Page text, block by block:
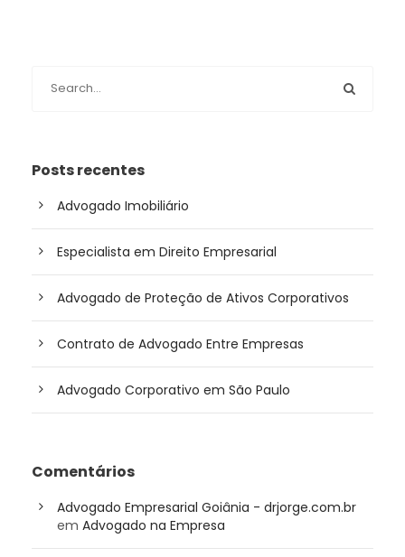
Posts recentes
Advogado Imobiliário
Especialista em Direito Empresarial
Advogado de Proteção de Ativos Corporativos
Contrato de Advogado Entre Empresas
Advogado Corporativo em São Paulo
Comentários
Advogado Empresarial Goiânia - drjorge.com.br
em Advogado na Empresa